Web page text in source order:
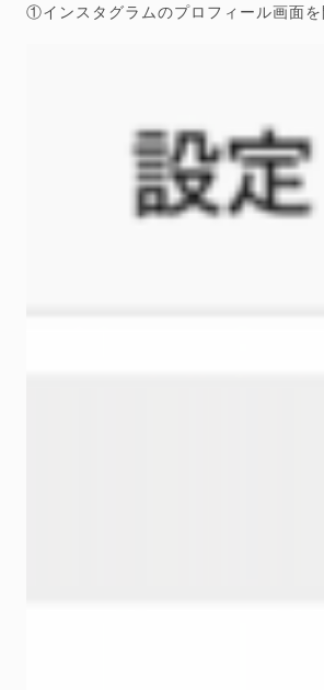
①インスタグラムのプロフィール画面